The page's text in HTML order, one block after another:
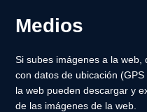
Medios
Si subes imágenes a la
con datos de ubicación
la web pueden descargar y
de las imágenes de la web.